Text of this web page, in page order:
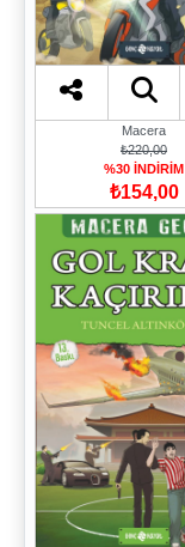
Macera
₺220,00
%30 İNDİRİM
₺154,00